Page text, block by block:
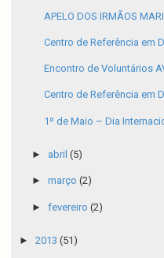
APELO DOS IRMÃOS
Centro de Referência em
Encontro de Voluntários
Centro de Referência em
1º de Maio – Dia
► abril (5)
► março (2)
► fevereiro (2)
► 2013 (51)